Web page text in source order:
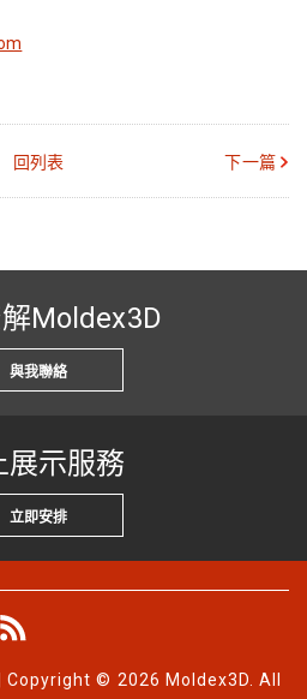
回列表 下一篇
Moldex3D
與我聯絡
展示服務
立即安排
Copyright © 2026 Moldex3D. All